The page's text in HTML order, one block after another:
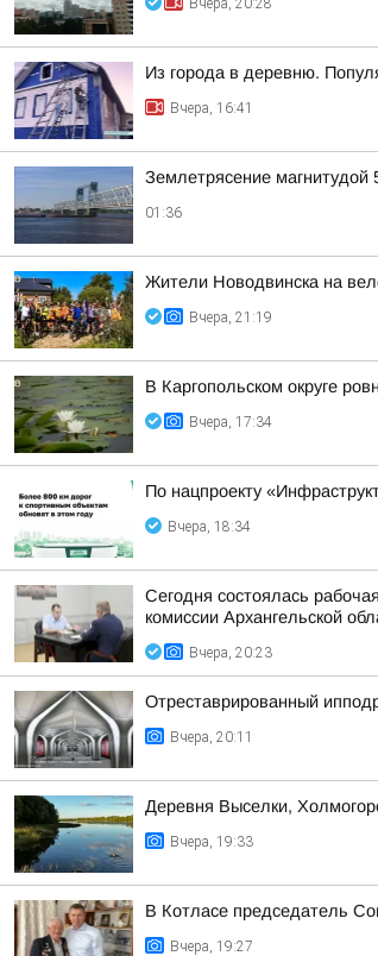
Вчера, 20:28
Из города в деревню.
Вчера, 16:41
Землетрясение магнитудой
01:36
Жители Новодвинска на
Вчера, 21:19
В Каргопольском округе
Вчера, 17:34
По нацпроекту
Вчера, 18:34
Сегодня состоялась
комиссии Архангельской
Вчера, 20:23
Отреставрированный
Вчера, 20:11
Деревня Выселки,
Вчера, 19:33
В Котласе председатель
Вчера, 19:27